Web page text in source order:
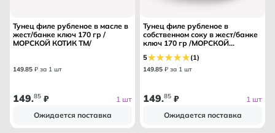
Тунец филе рубленое в масле в
жест/банке ключ 170 гр /
МОРСКОЙ КОТИК ТМ/
149.85 ₽ за 1 шт
149.85 ₽
1 шт
Ожидается поставка
Тунец филе рубленое в
собственном соку в жест/банке
ключ 170 гр /МОРСКОЙ
КОТИКТМ/
5 (1)
149.85 ₽ за 1 шт
149.85 ₽
1 шт
Ожидается поставка